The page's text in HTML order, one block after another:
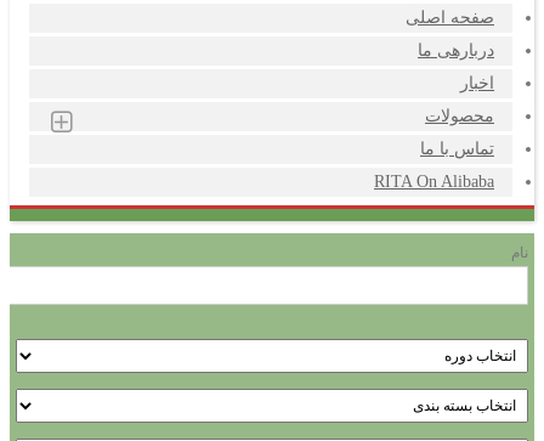
صفحه اصلی
دربارهی ما
اخبار
محصولات
تماس با ما
RITA On Alibaba
نام